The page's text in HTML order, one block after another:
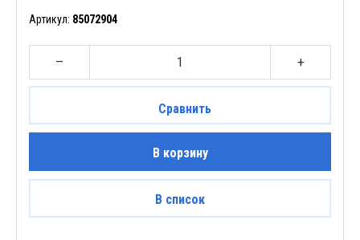
Артикул: 85072904
– +
Сравнить
В корзину
В список